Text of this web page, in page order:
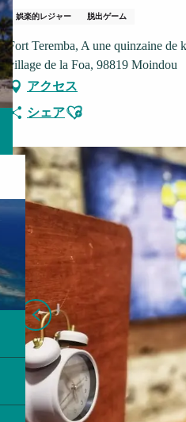
娯楽的レジャー 脱出ゲーム
Fort Teremba, A une quinzaine de
village de la Foa, 98819 Moindou
アクセス
シェアAjouter aux favoris